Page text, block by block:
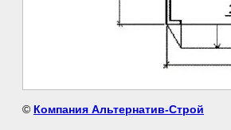
© Компания Альтернатив-Строй